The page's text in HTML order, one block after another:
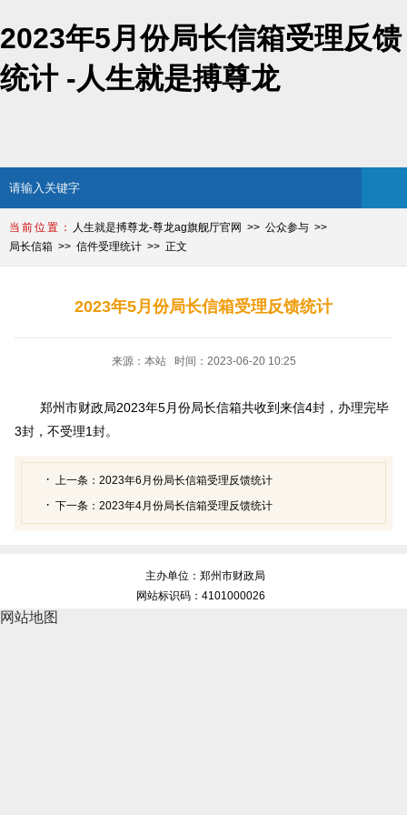
2023年5月份局长信箱受理反馈
统计 -人生就是搏尊龙
人生就是搏尊龙-尊龙ag旗舰厅官网
公众参与
局长信箱
信件受理统计 正文
2023年5月份局长信箱受理反馈统计
来源：本站 时间：2023-06-20 10:25
郑州市财政局2023年5月份局长信箱共收到来信4封，办理完毕
3封，不受理1封。
上一条： 2023年6月份局长信箱受理反馈统计
下一条： 2023年4月份局长信箱受理反馈统计
主办单位：郑州市财政局
网站标识码：4101000026
网站地图